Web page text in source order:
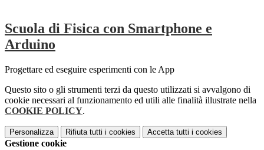
Scuola di Fisica con Smartphone e
Arduino
Progettare ed eseguire esperimenti con le App
Questo sito o gli strumenti terzi da questo utilizzati si avvalgono di
cookie necessari al funzionamento ed utili alle finalità illustrate nella
COOKIE POLICY.
Personalizza Rifiuta tutti i cookies Accetta tutti i cookies
Gestione cookie